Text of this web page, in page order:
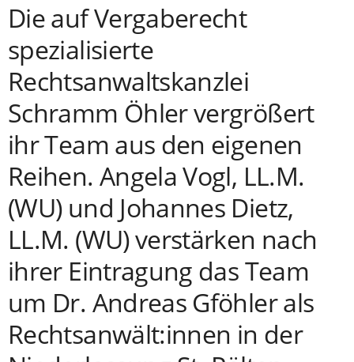
Die auf Vergaberecht
spezialisierte
Rechtsanwaltskanzlei
Schramm Öhler vergrößert
ihr Team aus den eigenen
Reihen. Angela Vogl, LL.M.
(WU) und Johannes Dietz,
LL.M. (WU) verstärken nach
ihrer Eintragung das Team
um Dr. Andreas Gföhler als
Rechtsanwält:innen in der